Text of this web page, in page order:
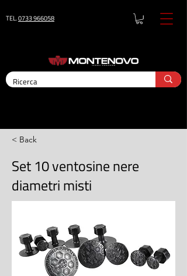
TEL.0733 966058
< Back
Set 10 ventosine nere
diametri misti